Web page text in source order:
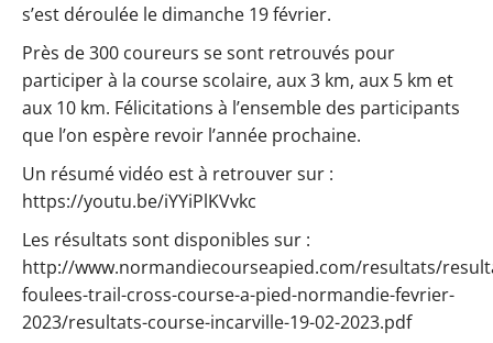
s’est déroulée le dimanche 19 février.
Près de 300 coureurs se sont retrouvés pour
participer à la course scolaire, aux 3 km, aux 5 km et
aux 10 km. Félicitations à l’ensemble des participants
que l’on espère revoir l’année prochaine.
Un résumé vidéo est à retrouver sur :
https://youtu.be/iYYiPlKVvkc
Les résultats sont disponibles sur :
http://www.normandiecourseapied.com/resultats/
foulees-trail-cross-course-a-pied-normandie-fevrier-
2023/resultats-course-incarville-19-02-2023.pdf